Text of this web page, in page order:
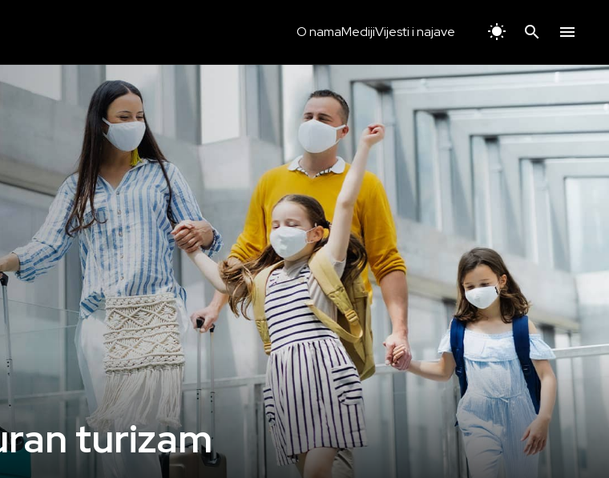
O namaMedijiVijesti i najave
turizam